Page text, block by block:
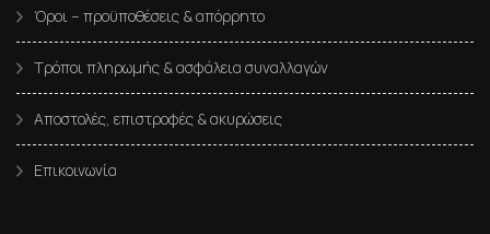
Όροι – προϋποθέσεις & απόρρητο
Τρόποι πληρωμής & ασφάλεια συναλλαγών
Αποστολές, επιστροφές & ακυρώσεις
Επικοινωνία